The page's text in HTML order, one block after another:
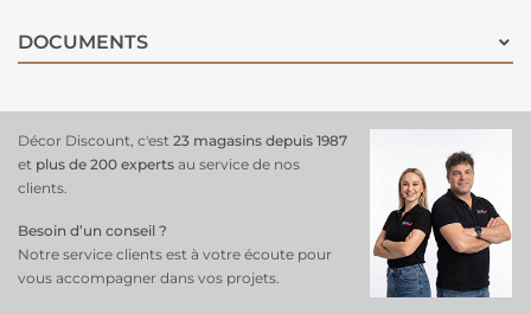
DOCUMENTS
Décor Discount, c'est 23 magasins depuis 1987
et plus de 200 experts au service de nos
clients.
Besoin d’un conseil ?
Notre service clients est à votre écoute pour
vous accompagner dans vos projets.